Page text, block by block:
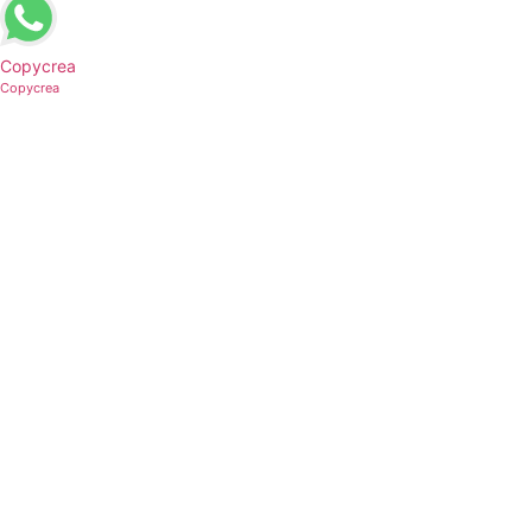
Copycrea
Copycrea